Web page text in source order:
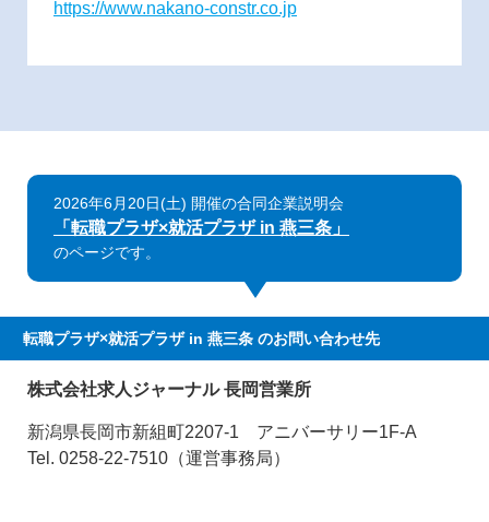
https://www.nakano-constr.co.jp
2026年6月20日(土) 開催の合同企業説明会
「転職プラザ×就活プラザ in 燕三条」
のページです。
転職プラザ×就活プラザ in 燕三条 のお問い合わせ先
株式会社求人ジャーナル 長岡営業所
新潟県長岡市新組町2207-1 アニバーサリー1F-A
Tel. 0258-22-7510（運営事務局）